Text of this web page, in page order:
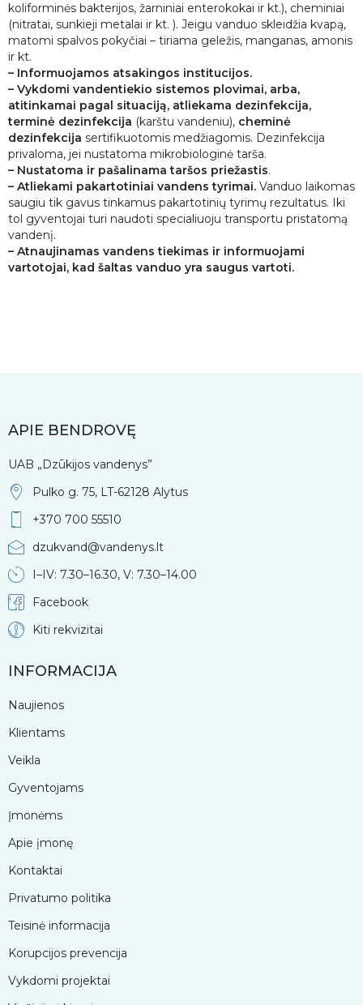
koliforminės bakterijos, žarniniai enterokokai ir kt.), cheminiai
(nitratai, sunkieji metalai ir kt. ). Jeigu vanduo skleidžia kvapą,
matomi spalvos pokyčiai – tiriama geležis, manganas, amonis
ir kt.
– Informuojamos atsakingos institucijos.
– Vykdomi vandentiekio sistemos plovimai, arba,
atitinkamai pagal situaciją, atliekama dezinfekcija,
terminė dezinfekcija (karštu vandeniu), cheminė
dezinfekcija sertifikuotomis medžiagomis. Dezinfekcija
privaloma, jei nustatoma mikrobiologinė tarša.
– Nustatoma ir pašalinama taršos priežastis.
– Atliekami pakartotiniai vandens tyrimai. Vanduo laikomas
saugiu tik gavus tinkamus pakartotinių tyrimų rezultatus. Iki
tol gyventojai turi naudoti specialiuoju transportu pristatomą
vandenį.
– Atnaujinamas vandens tiekimas ir informuojami
vartotojai, kad šaltas vanduo yra saugus vartoti.
APIE BENDROVĘ
UAB „Dzūkijos vandenys”
Pulko g. 75, LT-62128 Alytus
+370 700 55510
dzukvand@vandenys.lt
I–IV: 7.30–16.30, V: 7.30–14.00
Facebook
Kiti rekvizitai
INFORMACIJA
Naujienos
Klientams
Veikla
Gyventojams
Įmonėms
Apie įmonę
Kontaktai
Privatumo politika
Teisinė informacija
Korupcijos prevencija
Vykdomi projektai